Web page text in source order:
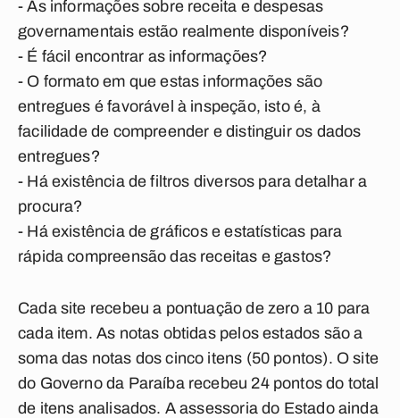
- As informações sobre receita e despesas
governamentais estão realmente disponíveis?
- É fácil encontrar as informações?
- O formato em que estas informações são
entregues é favorável à inspeção, isto é, à
facilidade de compreender e distinguir os dados
entregues?
- Há existência de filtros diversos para detalhar a
procura?
- Há existência de gráficos e estatísticas para
rápida compreensão das receitas e gastos?
Cada site recebeu a pontuação de zero a 10 para
cada item. As notas obtidas pelos estados são a
soma das notas dos cinco itens (50 pontos). O site
do Governo da Paraíba recebeu 24 pontos do total
de itens analisados. A assessoria do Estado ainda